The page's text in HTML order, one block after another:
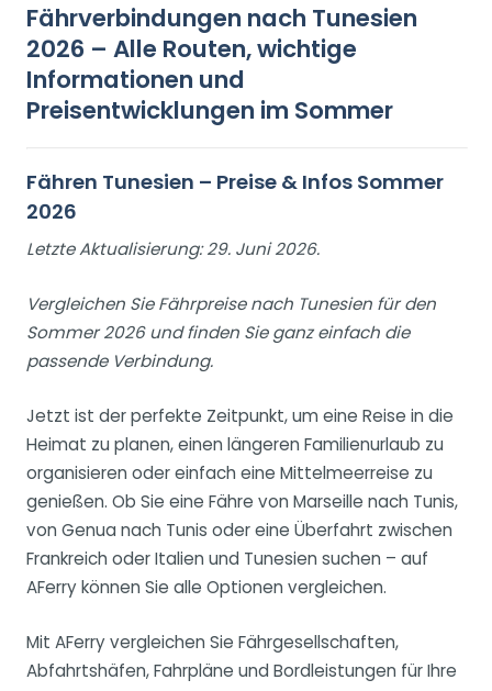
Fährverbindungen nach Tunesien
2026 – Alle Routen, wichtige
Informationen und
Preisentwicklungen im Sommer
Fähren Tunesien – Preise & Infos Sommer
2026
Letzte Aktualisierung: 29. Juni 2026.
Vergleichen Sie Fährpreise nach Tunesien für den
Sommer 2026 und finden Sie ganz einfach die
passende Verbindung.
Jetzt ist der perfekte Zeitpunkt, um eine Reise in die
Heimat zu planen, einen längeren Familienurlaub zu
organisieren oder einfach eine Mittelmeerreise zu
genießen. Ob Sie eine Fähre von Marseille nach Tunis,
von Genua nach Tunis oder eine Überfahrt zwischen
Frankreich oder Italien und Tunesien suchen – auf
AFerry können Sie alle Optionen vergleichen.
Mit AFerry vergleichen Sie Fährgesellschaften,
Abfahrtshäfen, Fahrpläne und Bordleistungen für Ihre